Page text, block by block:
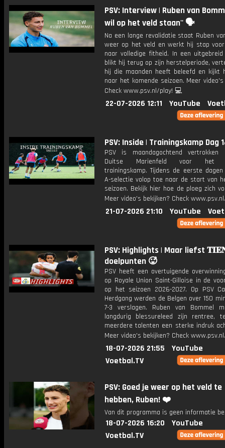
PSV: Interview | Ruben van
wil op het veld staan'' 🗣️
Na een lange revalidatie staat Ruben
weer op het veld en werkt hij stap
naar volledige fitheid. In een
blikt hij terug op zijn herstelperiode,
hij die maanden heeft beleefd en kijkt
naar het komende seizoen. Meer
Check www.psv.nl/play! 💻
22-07-2026 12:11 YouTube
PSV: Inside | Trainingskamp Dag
PSV is maandagochtend
Duitse Marienfeld voor het
trainingskamp. Tijdens de eerste
A-selectie volop toe naar de start van
seizoen. Bekijk hier hoe de ploeg zich
Meer video's bekijken? Check
21-07-2026 21:10 YouTube
PSV: Highlights | Maar liefst
doelpunten 🥵
PSV heeft een overtuigende
op Royale Union Saint-Gilloise in de
op het seizoen 2026-2027. Op PSV
Herdgang werden de Belgen over 150
7-3 verslagen. Ruben van Bommel
langdurig blessureleed zijn rentree,
meerdere talenten een sterke indruk
Meer video's bekijken? Check
18-07-2026 21:55
YouTube
Voetbal.TV
PSV: Goed je weer op het veld te
hebben, Ruben! ❤️
Van dit programma is geen informatie
18-07-2026 16:20
YouTube
Voetbal.TV